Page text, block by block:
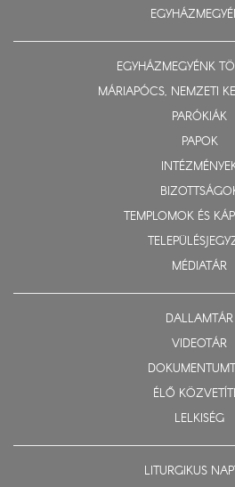
EGYHÁZMEGYÉNK
MÁRIAPÓCS, NEMZETI
PARÓKIÁK
PAPOK
TEMPLOMOK ÉS
MÉDIATÁR
DALLAMTÁR
VIDEOTÁR
ÉLŐ
LELKISÉG
LITURGIKUS